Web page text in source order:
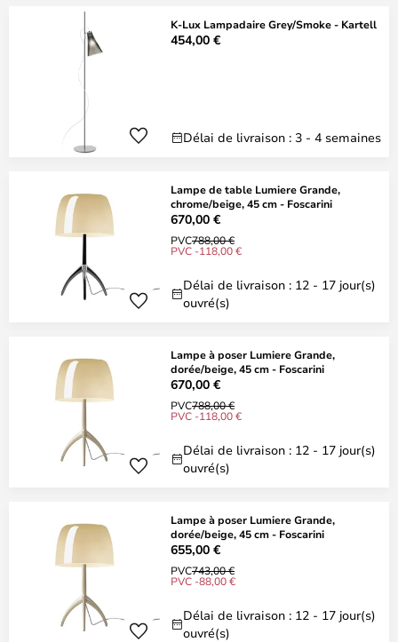
K-Lux Lampadaire Grey/Smoke - Kartell
454,00 €
Délai de livraison : 3 - 4 semaines
Lampe de table Lumiere Grande,
chrome/beige, 45 cm - Foscarini
670,00 €
PVC788,00 €
PVC -118,00 €
Délai de livraison : 12 - 17 jour(s)
ouvré(s)
Lampe à poser Lumiere Grande,
dorée/beige, 45 cm - Foscarini
670,00 €
PVC788,00 €
PVC -118,00 €
Délai de livraison : 12 - 17 jour(s)
ouvré(s)
Lampe à poser Lumiere Grande,
dorée/beige, 45 cm - Foscarini
655,00 €
PVC743,00 €
PVC -88,00 €
Délai de livraison : 12 - 17 jour(s)
ouvré(s)